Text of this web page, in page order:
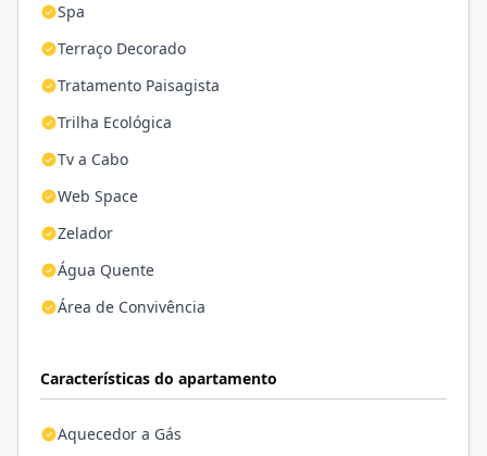
Spa
Terraço Decorado
Tratamento Paisagista
Trilha Ecológica
Tv a Cabo
Web Space
Zelador
Água Quente
Área de Convivência
Características do apartamento
Aquecedor a Gás